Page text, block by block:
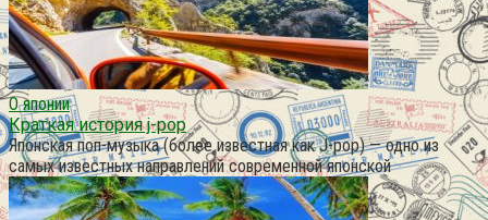
О японии
Краткая история j-pop
Японская поп-музыка (более известная как J-pop) — одно из
самых известных направлений современной японской